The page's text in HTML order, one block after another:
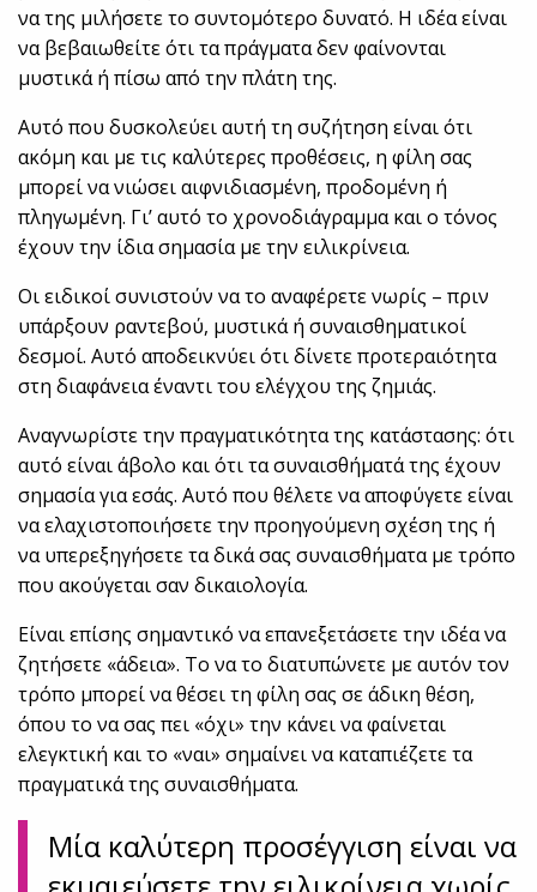
να της μιλήσετε το συντομότερο δυνατό. Η ιδέα είναι
να βεβαιωθείτε ότι τα πράγματα δεν φαίνονται
μυστικά ή πίσω από την πλάτη της.
Αυτό που δυσκολεύει αυτή τη συζήτηση είναι ότι
ακόμη και με τις καλύτερες προθέσεις, η φίλη σας
μπορεί να νιώσει αιφνιδιασμένη, προδομένη ή
πληγωμένη. Γι’ αυτό το χρονοδιάγραμμα και ο τόνος
έχουν την ίδια σημασία με την ειλικρίνεια.
Οι ειδικοί συνιστούν να το αναφέρετε νωρίς – πριν
υπάρξουν ραντεβού, μυστικά ή συναισθηματικοί
δεσμοί. Αυτό αποδεικνύει ότι δίνετε προτεραιότητα
στη διαφάνεια έναντι του ελέγχου της ζημιάς.
Αναγνωρίστε την πραγματικότητα της κατάστασης: ότι
αυτό είναι άβολο και ότι τα συναισθήματά της έχουν
σημασία για εσάς. Αυτό που θέλετε να αποφύγετε είναι
να ελαχιστοποιήσετε την προηγούμενη σχέση της ή
να υπερεξηγήσετε τα δικά σας συναισθήματα με τρόπο
που ακούγεται σαν δικαιολογία.
Είναι επίσης σημαντικό να επανεξετάσετε την ιδέα να
ζητήσετε «άδεια». Το να το διατυπώνετε με αυτόν τον
τρόπο μπορεί να θέσει τη φίλη σας σε άδικη θέση,
όπου το να σας πει «όχι» την κάνει να φαίνεται
ελεγκτική και το «ναι» σημαίνει να καταπιέζετε τα
πραγματικά της συναισθήματα.
Μία καλύτερη προσέγγιση είναι να